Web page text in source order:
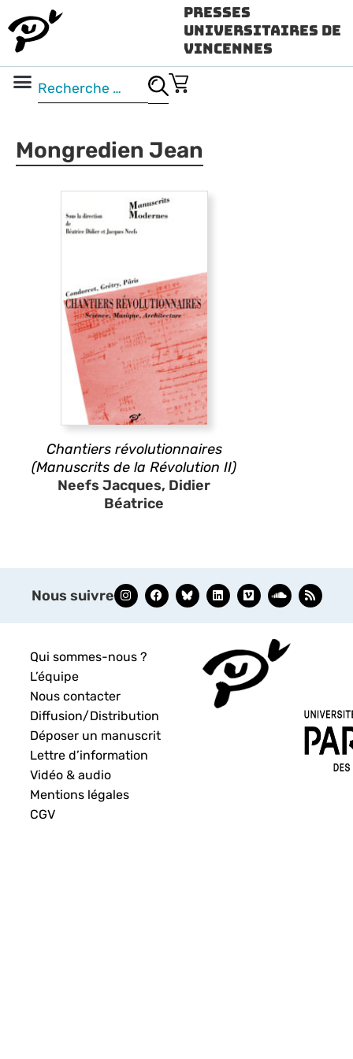
Presses
Universitaires de
Vincennes
Mongredien Jean
Chantiers révolutionnaires
(Manuscrits de la Révolution II)
Neefs Jacques, Didier
Béatrice
Nous suivre
Qui sommes-nous ?
L’équipe
Nous contacter
Diffusion/Distribution
Déposer un manuscrit
Lettre d’information
Vidéo & audio
Mentions légales
CGV